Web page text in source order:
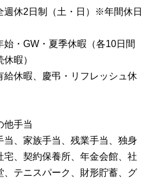
週休2日制（土・日）※年間休日
始・GW・夏季休暇（各10日間
暇）
給休暇、慶弔・リフレッシュ休
他手当
当、家族手当、残業手当、独身
宅、契約保養所、年金会館、社
、テニスパーク、財形貯蓄、グ